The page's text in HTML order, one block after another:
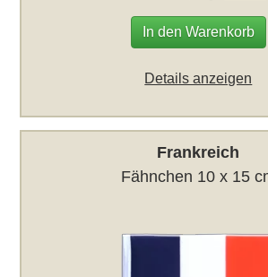
In den Warenkorb
Details anzeigen
Frankreich
Fähnchen 10 x 15